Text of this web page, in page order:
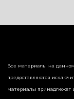
Все материалы на данном
предоставляются
материалы принадлежат